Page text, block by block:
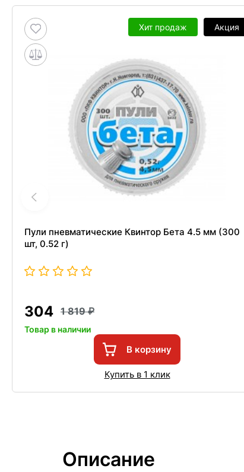
Хит продаж Акция
Пули пневматические Квинтор Бета 4.5 мм (300
шт, 0.52 г)
304 1 819
Товар в наличии
В корзину
Купить в 1 клик
Описание